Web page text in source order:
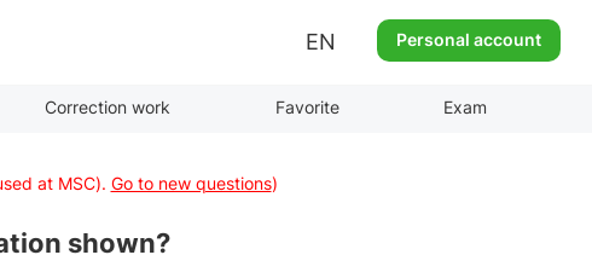
EN Personal account
Correction work Favorite Exam
at MSC). Go to new questions)
shown?